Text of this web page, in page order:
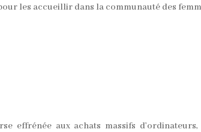
les accueillir dans la communauté des
effrénée aux achats massifs